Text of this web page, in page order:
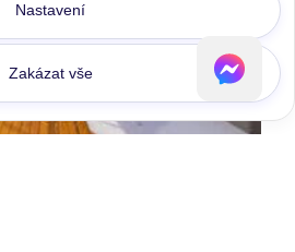
Nastavení
Zakázat vše